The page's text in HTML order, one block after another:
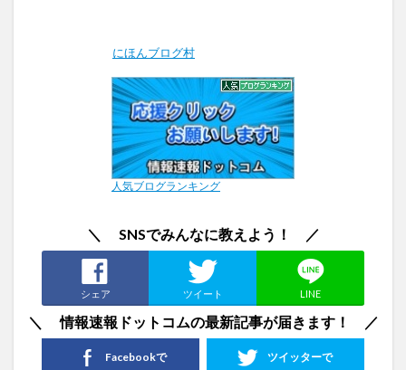
にほんブログ村
人気ブログランキング
＼ SNSでみんなに教えよう！ ／
シェア ツイート LINE
＼ 情報速報ドットコムの最新記事が届きます！ ／
ツイッターで
Facebookで